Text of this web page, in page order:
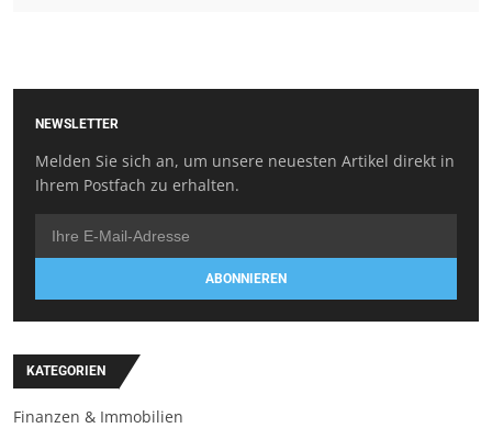
NEWSLETTER
Melden Sie sich an, um unsere neuesten Artikel direkt in
Ihrem Postfach zu erhalten.
ABONNIEREN
KATEGORIEN
Finanzen & Immobilien